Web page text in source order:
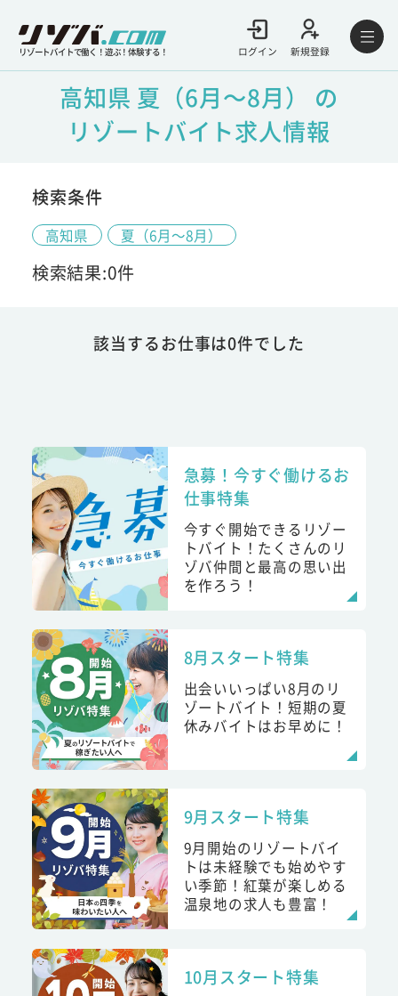
リゾートバイトで働く！遊ぶ！体験する！ ログイン 新規登録
高知県 夏（6月～8月） の
リゾートバイト求人情報
検索条件
高知県 夏（6月～8月）
検索結果:0件
該当するお仕事は0件でした
急募！今すぐ働けるお
仕事特集
今すぐ開始できるリゾー
トバイト！たくさんのリ
ゾバ仲間と最高の思い出
を作ろう！
8月スタート特集
出会いいっぱい8月のリ
ゾートバイト！短期の夏
休みバイトはお早めに！
9月スタート特集
9月開始のリゾートバイ
トは未経験でも始めやす
い季節！紅葉が楽しめる
温泉地の求人も豊富！
10月スタート特集